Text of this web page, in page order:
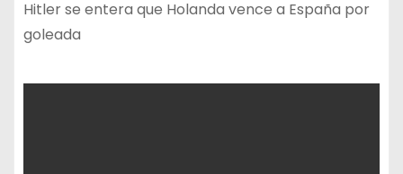
Hitler se entera que Holanda vence a España por
goleada